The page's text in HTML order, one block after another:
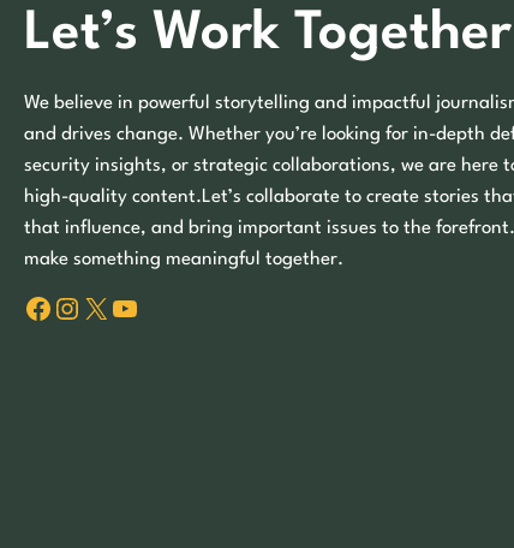
Let’s Work Together
We believe in powerful storytelling and impactful
and drives change. Whether you’re looking for in-depth
security insights, or strategic collaborations, we are here
high-quality content.Let’s collaborate to create stories
that influence, and bring important issues to the forefront.
make something meaningful together.
Facebook Instagram X YouTube